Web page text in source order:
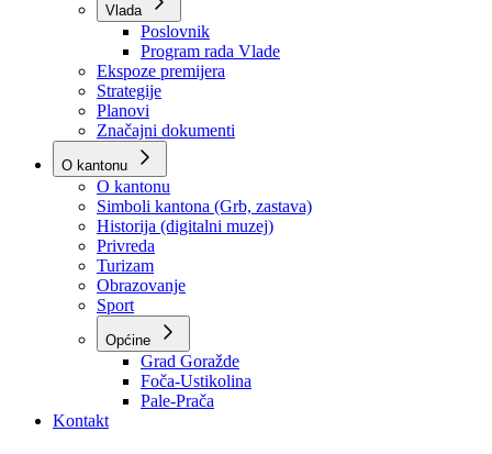
*Zaključci
*Poslanička pitanja
Vlada
Poslovnik
Program rada Vlade
Ekspoze premijera
Strategije
Planovi
Značajni dokumenti
O kantonu
O kantonu
Simboli kantona (Grb, zastava)
Historija (digitalni muzej)
Privreda
Turizam
Obrazovanje
Sport
Općine